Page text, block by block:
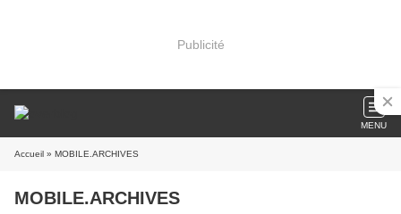
Publicité
MENU
Accueil » MOBILE.ARCHIVES
MOBILE.ARCHIVES